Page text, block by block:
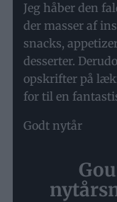
Jeg håber den
der masser af
snacks,
desserter.
opskrifter på
for til en
Godt nytår